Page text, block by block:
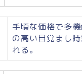
手頃な価格で多
の高い目覚まし
れる。